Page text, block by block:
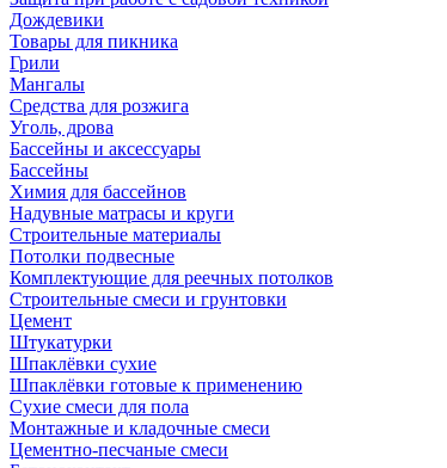
Дождевики
Товары для пикника
Грили
Мангалы
Средства для розжига
Уголь, дрова
Бассейны и аксессуары
Бассейны
Химия для бассейнов
Надувные матрасы и круги
Строительные материалы
Потолки подвесные
Комплектующие для реечных потолков
Строительные смеси и грунтовки
Цемент
Штукатурки
Шпаклёвки сухие
Шпаклёвки готовые к применению
Сухие смеси для пола
Монтажные и кладочные смеси
Цементно-песчаные смеси